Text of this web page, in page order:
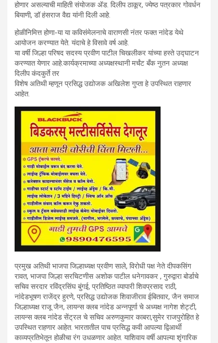
होणार असल्याची माहिती संयोजक ॲड. दिलीप ठाकूर, ज्येष्ठ पत्रकार गोवर्धन
बियाणी, डॉ हंसराज वैद्य यांनी दिली आहे.
होळीनिमित्त होणा-या या कविसंमेलनाचे वाराणसी नंतर फक्त नांदेड येथे
आयोजन करण्यात येते. यंदाचे हे विसावे वर्ष आहे.
या वर्षी जिल्हा परिषद सदस्य प्रवीण पाटील चिखलीकर यांच्या हस्ते उद्घाटन
करण्यात येणार आहे.कार्यक्रमाच्या अध्यक्षस्थानी मर्चंट बँक नुतन अध्यक्ष
दिलीप कंदकुर्ते तर
विशेष अतिथी म्हणून प्रसिद्ध उद्योजक अखिलेश गुप्ता हे उपस्थित राहणार
आहेत.
प्रमुख अतिथी भाजपा जिल्हाध्यक्ष प्रवीण साले, विरोधी पक्ष नेते दीपकसिंग
रावत, भाजपा जिल्हा सरचिटणीस अशोक पाटील धनेगावकर , गुरुद्वारा बोर्डाचे
सचिव सरदार रविंद्रसिंघ बुंगई, प्रतिष्ठित व्यापारी शिवप्रसाद राठी,
नांदेडभूषण राजेंद्र हुरणे, प्रसिद्ध उद्योजक शिवाजीराव ईबितवार, जैन समाज
जिल्हाध्यक्ष राजू जैन, लायन्स क्लब नांदेड अन्नपूर्णा चे अध्यक्ष नागेश शेट्टी,
लायन्स क्लब नांदेड सेंट्रल चे सचिव अरुणकुमार काबरा,सुमेर राजपुरोहित हे
उपस्थित राहणार आहेत. भारतातील पाच प्रसिद्ध कवी आपल्या द्विआर्थी
काव्यप्रतिभेतून होळीचा रंग उधळणार आहेत. याशिवाय वर्षी आपल्या शृंगारिक